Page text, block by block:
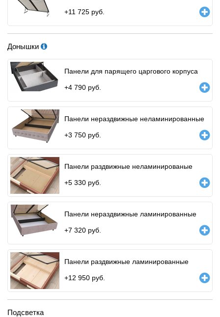
+11 725 руб.
Донышки
Панели для парящего царгового корпуса
+4 790 руб.
Панели нераздвижные неламинированные
+3 750 руб.
Панели раздвижные неламинированые
+5 330 руб.
Панели нераздвижные ламинированные
+7 320 руб.
Панели раздвижные ламинированные
+12 950 руб.
Подсветка